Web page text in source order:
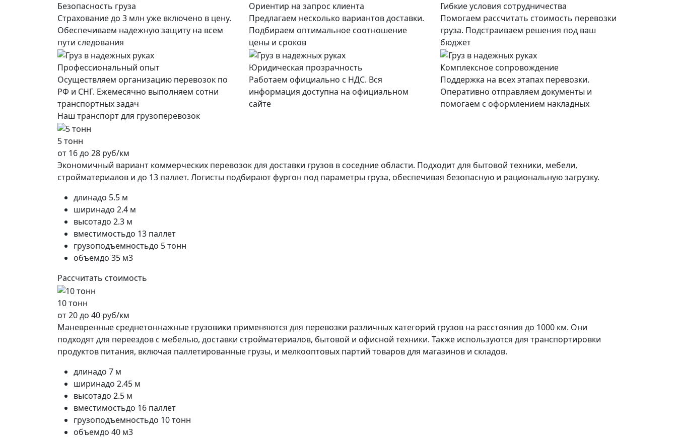
Безопасность груза
Страхование до 3 млн уже включено в цену.
Обеспечиваем надежную защиту на всем
пути следования
Ориентир на запрос клиента
Предлагаем несколько вариантов доставки.
Подбираем оптимальное соотношение
цены и сроков
Гибкие условия сотрудничества
Помогаем рассчитать стоимость перевозки
груза. Подстраиваем решения под ваш
бюджет
Профессиональный опыт
Осуществляем организацию перевозок по
РФ и СНГ. Ежемесячно выполняем сотни
транспортных задач
Юридическая прозрачность
Работаем официально с НДС. Вся
информация доступна на официальном
сайте
Комплексное сопровождение
Поддержка на всех этапах перевозки.
Оперативно отправляем документы и
помогаем с оформлением накладных
Наш транспорт для грузоперевозок
5 тонн
от 16 до 28 руб/км
Экономичный вариант коммерческих перевозок для доставки грузов в соседние области. Подходит для бытовой техники, мебели,
стройматериалов и до 13 паллет. Логисты подбирают фургон под параметры груза, обеспечивая безопасную и рациональную загрузку.
длинадо 5.5 м
ширинадо 2.4 м
высотадо 2.3 м
вместимостьдо 13 паллет
грузоподъемностьдо 5 тонн
объемдо 35 м3
Рассчитать стоимость
10 тонн
от 20 до 40 руб/км
Маневренные среднетоннажные грузовики применяются для перевозки различных категорий грузов на расстояния до 1000 км. Они
подходят для переездов с мебелью, доставки стройматериалов, бытовой и офисной техники. Также используются для транспортировки
продуктов питания, включая паллетированные грузы, и мелкооптовых партий товаров для магазинов и складов.
длинадо 7 м
ширинадо 2.45 м
высотадо 2.5 м
вместимостьдо 16 паллет
грузоподъемностьдо 10 тонн
объемдо 40 м3